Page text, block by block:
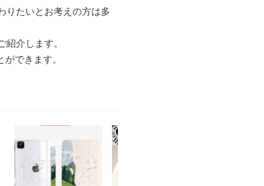
りたいとお考えの方は多
介します。
できます。